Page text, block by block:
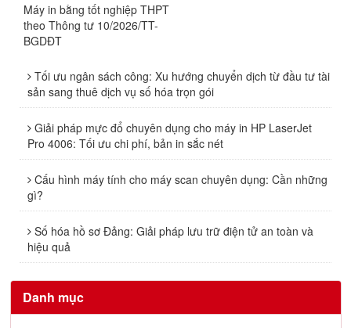
Máy in bằng tốt nghiệp THPT
theo Thông tư 10/2026/TT-
BGDĐT
Tối ưu ngân sách công: Xu hướng chuyển dịch từ đầu tư tài
sản sang thuê dịch vụ số hóa trọn gói
Giải pháp mực đổ chuyên dụng cho máy in HP LaserJet
Pro 4006: Tối ưu chi phí, bản in sắc nét
Cấu hình máy tính cho máy scan chuyên dụng: Cần những
gì?
Số hóa hồ sơ Đảng: Giải pháp lưu trữ điện tử an toàn và
hiệu quả
Danh mục